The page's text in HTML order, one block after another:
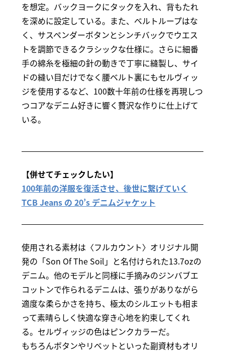
を想定。バックヨークにタックを入れ、背もたれ
を深めに設定している。また、ベルトループはな
く、サスペンダーボタンとシンチバックでウエス
トを調節できるクラシックな仕様に。さらに細番
手の綿糸を極細の針の動きで丁寧に縫製し、サイ
ドの縫い目だけでなく腰ベルト裏にもセルヴィッ
ジを使用するなど、100数十年前の仕様を再現しつ
つコアなデニム好きに響く贅沢な作りに仕上げて
いる。
【併せてチェックしたい】
100年前の洋服を復活させ、後世に繋げていく
TCB Jeans の 20’s デニムジャケット
使用される素材は〈フルカウント〉オリジナル開
発の「Son Of The Soil」と名付けられた13.7ozの
デニム。他のモデルと同様に手摘みのジンバブエ
コットンで作られるデニムは、張りがありながら
適度な柔らかさを持ち、極太のシルエットも相ま
って素晴らしく快適な穿き心地を約束してくれ
る。セルヴィッジの色はピンクカラーだ。
もちろんボタンやリベットといった副資材もオリ